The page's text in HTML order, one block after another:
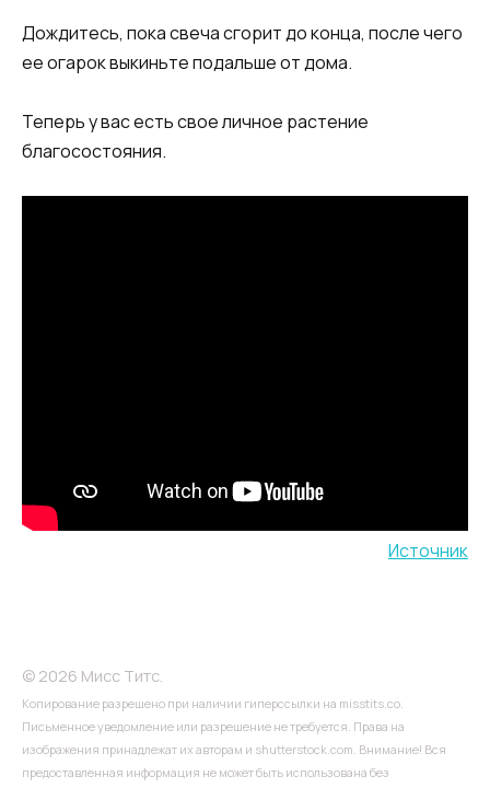
Дождитесь, пока свеча сгорит до конца, после чего
ее огарок выкиньте подаль­ше от дома.
Теперь у вас есть свое личное растение
благосостояния.
Источник
© 2026 Мисс Титс.
Копирование разрешено при наличии гиперссылки на misstits.co.
Письменное уведомление или разрешение не требуется. Права на
изображения принадлежат их авторам и shutterstock.com. Внимание! Вся
предоставленная информация не может быть использована без